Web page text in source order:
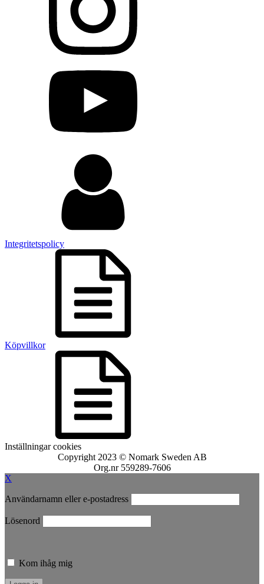
Integritetspolicy
Köpvillkor
Inställningar cookies
Copyright 2023 © Nomark Sweden AB
Org.nr 559289-7606
X
Användarnamn eller e-postadress
Lösenord
Kom ihåg mig